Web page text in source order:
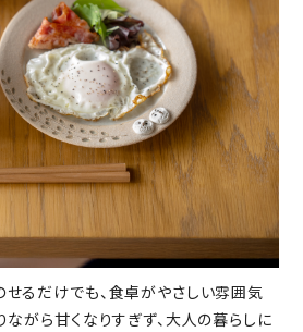
るだけでも、食卓がやさしい雰囲気
がら甘くなりすぎず、大人の暮らしに